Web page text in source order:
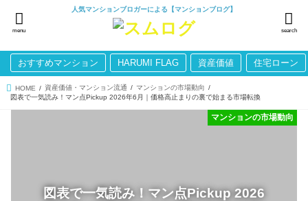
人気マンションブロガーによる【マンションブログ】
search
menu
おすすめマンション HARUMI FLAG 資産価値 住宅ローン
HOME 資産価値・マンション流通
マンションの市場動向
図表で一気読み！マン点Pickup 2026年6月｜価格高止まりの裏で始まる市場転換
図表で一気読み！マン点Pickup 2026
マンションの市場動向